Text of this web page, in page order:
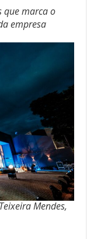
que marca o
empresa
Mendes,